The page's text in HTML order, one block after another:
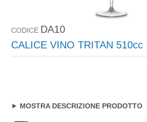
CODICE DA10
CALICE VINO TRITAN 510cc
MOSTRA DESCRIZIONE PRODOTTO